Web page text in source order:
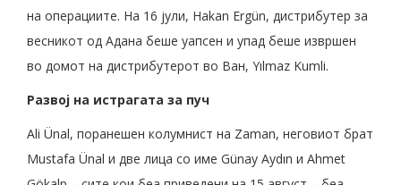
на операциите. На 16 јули, Hakan Ergün, дистрибутер за
весникот од Адана беше уапсен и упад беше извршен
во домот на дистрибутерот во Ван, Yılmaz Kumli.
Развој на истрагата за пуч
Ali Ünal, поранешен колумнист на Zaman, неговиот брат
Mustafa Ünal и две лица со име Günay Aydın и Ahmet